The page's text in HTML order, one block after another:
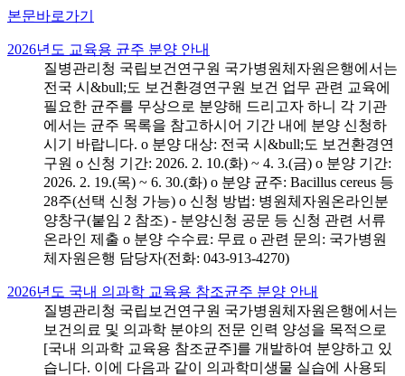
본문바로가기
2026년도 교육용 균주 분양 안내
질병관리청 국립보건연구원 국가병원체자원은행에서는
전국 시&bull;도 보건환경연구원 보건 업무 관련 교육에
필요한 균주를 무상으로 분양해 드리고자 하니 각 기관
에서는 균주 목록을 참고하시어 기간 내에 분양 신청하
시기 바랍니다. o 분양 대상: 전국 시&bull;도 보건환경연
구원 o 신청 기간: 2026. 2. 10.(화) ~ 4. 3.(금) o 분양 기간:
2026. 2. 19.(목) ~ 6. 30.(화) o 분양 균주: Bacillus cereus 등
28주(선택 신청 가능) o 신청 방법: 병원체자원온라인분
양창구(붙임 2 참조) - 분양신청 공문 등 신청 관련 서류
온라인 제출 o 분양 수수료: 무료 o 관련 문의: 국가병원
체자원은행 담당자(전화: 043-913-4270)
2026년도 국내 의과학 교육용 참조균주 분양 안내
질병관리청 국립보건연구원 국가병원체자원은행에서는
보건의료 및 의과학 분야의 전문 인력 양성을 목적으로
[국내 의과학 교육용 참조균주]를 개발하여 분양하고 있
습니다. 이에 다음과 같이 의과학미생물 실습에 사용되